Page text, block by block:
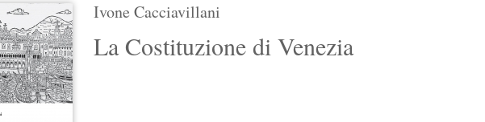
Ivone Cacciavillani
La Costituzione di Venezia